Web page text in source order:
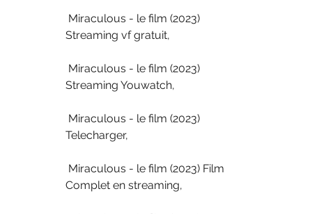
Streaming vf gratuit,
Streaming Youwatch,
Telecharger,
Complet en streaming,